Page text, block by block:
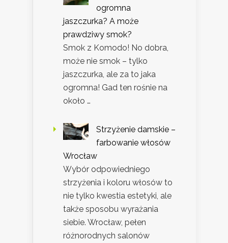
ogromna
jaszczurka? A może
prawdziwy smok?
Smok z Komodo! No dobra,
może nie smok – tylko
jaszczurka, ale za to jaka
ogromna! Gad ten rośnie na
około …
Strzyżenie damskie –
farbowanie włosów
Wrocław
Wybór odpowiedniego
strzyżenia i koloru włosów to
nie tylko kwestia estetyki, ale
także sposobu wyrażania
siebie. Wrocław, pełen
różnorodnych salonów